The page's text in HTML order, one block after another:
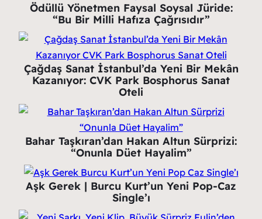
Ödüllü Yönetmen Faysal Soysal Jüride:
“Bu Bir Milli Hafıza Çağrısıdır”
Çağdaş Sanat İstanbul’da Yeni Bir Mekân
Kazanıyor: CVK Park Bosphorus Sanat
Oteli
Bahar Taşkıran’dan Hakan Altun Sürprizi:
“Onunla Düet Hayalim”
Aşk Gerek | Burcu Kurt’un Yeni Pop-Caz
Single’ı